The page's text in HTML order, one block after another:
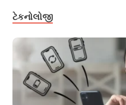
ટેકનોલોજી